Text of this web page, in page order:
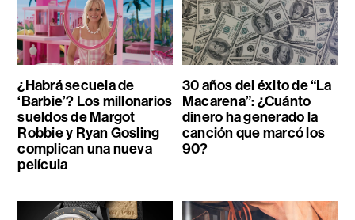
¿Habrá secuela de
‘Barbie’? Los millonarios
sueldos de Margot
Robbie y Ryan Gosling
complican una nueva
película
30 años del éxito de “La
Macarena”: ¿Cuánto
dinero ha generado la
canción que marcó los
90?